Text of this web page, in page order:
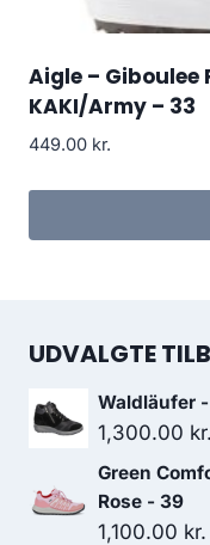
Aigle – Giboulee
KAKI/Army – 33
449.00 kr.
UDVALGTE
Waldläufer
1,300.00 kr.
Green
Rose - 39
1,100.00 kr.